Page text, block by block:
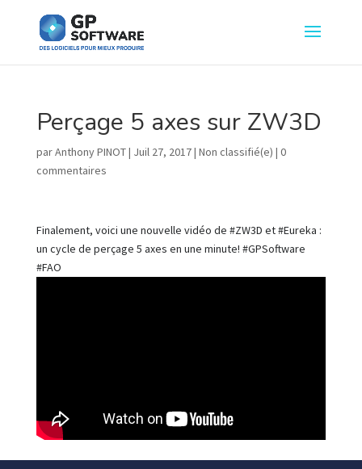
Perçage 5 axes sur ZW3D
parAnthony PINOT| Juil 27, 2017| Non classifié(e) | 0
commentaires
Finalement, voici une nouvelle vidéo de #ZW3D et #Eureka :
un cycle de perçage 5 axes en une minute! #GPSoftware
#FAO